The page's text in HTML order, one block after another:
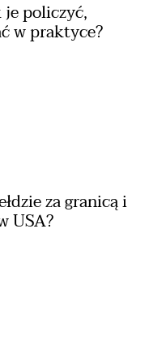
policzyć,
w praktyce?
za granicą i
USA?